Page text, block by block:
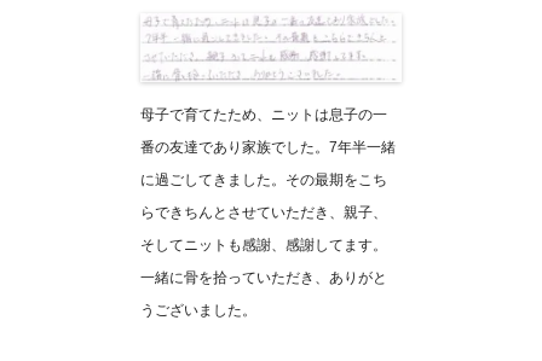
母子で育てたため、ニットは息子の一
番の友達であり家族でした。7年半一緒
に過ごしてきました。その最期をこち
らできちんとさせていただき、親子、
そしてニットも感謝、感謝してます。
一緒に骨を拾っていただき、ありがと
うございました。